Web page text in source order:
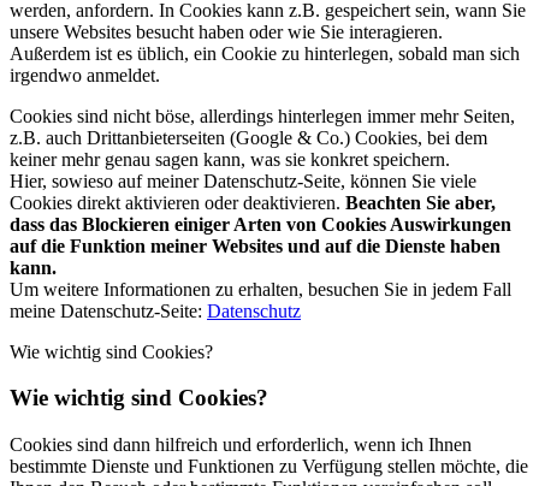
werden, anfordern. In Cookies kann z.B. gespeichert sein, wann Sie
unsere Websites besucht haben oder wie Sie interagieren.
Außerdem ist es üblich, ein Cookie zu hinterlegen, sobald man sich
irgendwo anmeldet.
Cookies sind nicht böse, allerdings hinterlegen immer mehr Seiten,
z.B. auch Drittanbieterseiten (Google & Co.) Cookies, bei dem
keiner mehr genau sagen kann, was sie konkret speichern.
Hier, sowieso auf meiner Datenschutz-Seite, können Sie viele
Cookies direkt aktivieren oder deaktivieren. Beachten Sie aber,
dass das Blockieren einiger Arten von Cookies Auswirkungen
auf die Funktion meiner Websites und auf die Dienste haben
kann.
Um weitere Informationen zu erhalten, besuchen Sie in jedem Fall
meine Datenschutz-Seite: Datenschutz
Wie wichtig sind Cookies?
Wie wichtig sind Cookies?
Cookies sind dann hilfreich und erforderlich, wenn ich Ihnen
bestimmte Dienste und Funktionen zu Verfügung stellen möchte, die